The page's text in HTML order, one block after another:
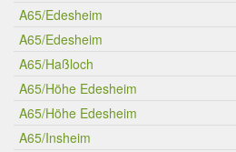
A65/Edesheim
A65/Edesheim
A65/Haßloch
A65/Höhe Edesheim
A65/Höhe Edesheim
A65/Insheim